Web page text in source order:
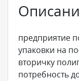
предприятие
упаковки на
вторичку
потребность